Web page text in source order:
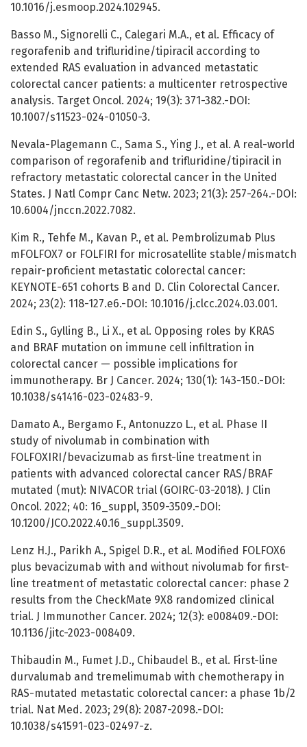
10.1016/j.esmoop.2024.102945.
Basso M., Signorelli C., Calegari M.A., et al. Efficacy of
regorafenib and trifluridine/tipiracil according to
extended RAS evaluation in advanced metastatic
colorectal cancer patients: a multicenter retrospective
analysis. Target Oncol. 2024; 19(3): 371-382.-DOI:
10.1007/s11523-024-01050-3.
Nevala-Plagemann C., Sama S., Ying J., et al. A real-world
comparison of regorafenib and trifluridine/tipiracil in
refractory metastatic colorectal cancer in the United
States. J Natl Compr Canc Netw. 2023; 21(3): 257-264.-DOI:
10.6004/jnccn.2022.7082.
Kim R., Tehfe M., Kavan P., et al. Pembrolizumab Plus
mFOLFOX7 or FOLFIRI for microsatellite stable/mismatch
repair-proficient metastatic colorectal cancer:
KEYNOTE-651 cohorts B and D. Clin Colorectal Cancer.
2024; 23(2): 118-127.e6.-DOI: 10.1016/j.clcc.2024.03.001.
Edin S., Gylling B., Li X., et al. Opposing roles by KRAS
and BRAF mutation on immune cell infiltration in
colorectal cancer — possible implications for
immunotherapy. Br J Cancer. 2024; 130(1): 143-150.-DOI:
10.1038/s41416-023-02483-9.
Damato A., Bergamo F., Antonuzzo L., et al. Phase II
study of nivolumab in combination with
FOLFOXIRI/bevacizumab as first-line treatment in
patients with advanced colorectal cancer RAS/BRAF
mutated (mut): NIVACOR trial (GOIRC-03-2018). J Clin
Oncol. 2022; 40: 16_suppl, 3509-3509.-DOI:
10.1200/JCO.2022.40.16_suppl.3509.
Lenz H.J., Parikh A., Spigel D.R., et al. Modified FOLFOX6
plus bevacizumab with and without nivolumab for first-
line treatment of metastatic colorectal cancer: phase 2
results from the CheckMate 9X8 randomized clinical
trial. J Immunother Cancer. 2024; 12(3): e008409.-DOI:
10.1136/jitc-2023-008409.
Thibaudin M., Fumet J.D., Chibaudel B., et al. First-line
durvalumab and tremelimumab with chemotherapy in
RAS-mutated metastatic colorectal cancer: a phase 1b/2
trial. Nat Med. 2023; 29(8): 2087-2098.-DOI:
10.1038/s41591-023-02497-z.